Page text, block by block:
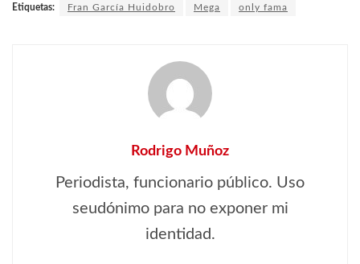
Etiquetas: Fran García Huidobro Mega only fama
Rodrigo Muñoz
Periodista, funcionario público. Uso
seudónimo para no exponer mi
identidad.